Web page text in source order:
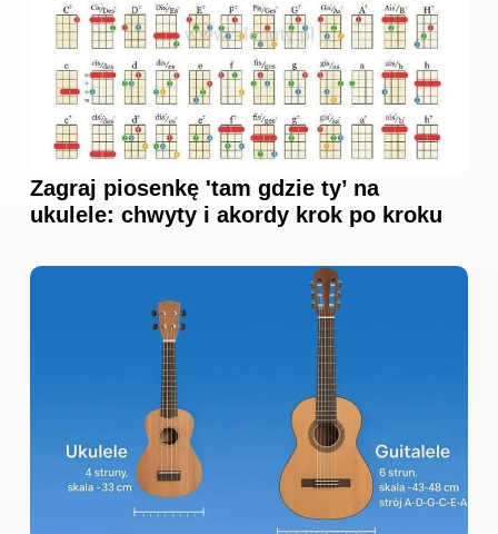
Zagraj piosenkę 'tam gdzie ty’ na
ukulele: chwyty i akordy krok po kroku